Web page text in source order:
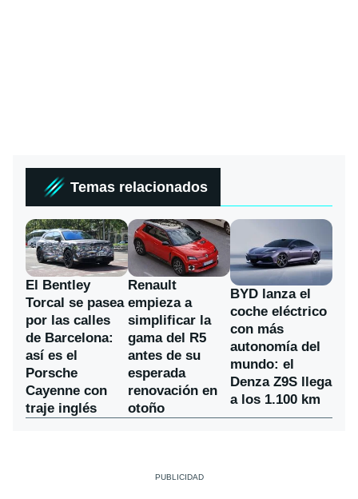
Temas relacionados
El Bentley
Torcal se pasea
por las calles
de Barcelona:
así es el
Porsche
Cayenne con
traje inglés
Renault
empieza a
simplificar la
gama del R5
antes de su
esperada
renovación en
otoño
BYD lanza el
coche eléctrico
con más
autonomía del
mundo: el
Denza Z9S llega
a los 1.100 km